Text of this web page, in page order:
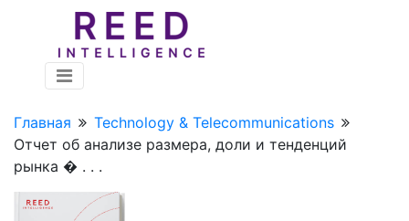
Главная
Technology & Telecommunications
Отчет об анализе размера, доли и тенденций
рынка � . . .